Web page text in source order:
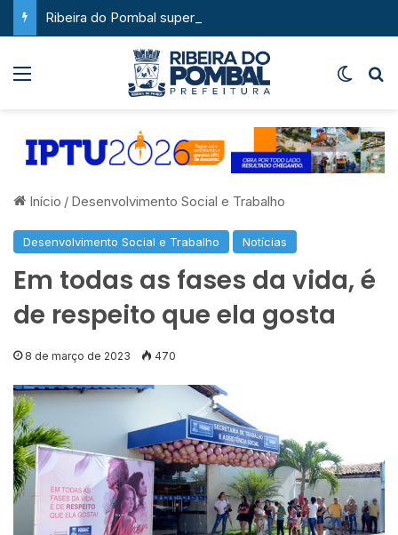
Início / Desenvolvimento Social e Trabalho
Desenvolvimento Social e Trabalho Notícias
Em todas as fases da vida, é
de respeito que ela gosta
8 de março de 2023 470